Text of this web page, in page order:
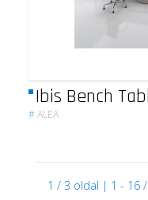
Ibis Bench
#ALEA
1 / 3 oldal | 1 - 16